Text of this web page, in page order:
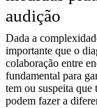
audição
Dada a
importante que o
colaboração entre
fundamental para
tem ou suspeita que
podem fazer a